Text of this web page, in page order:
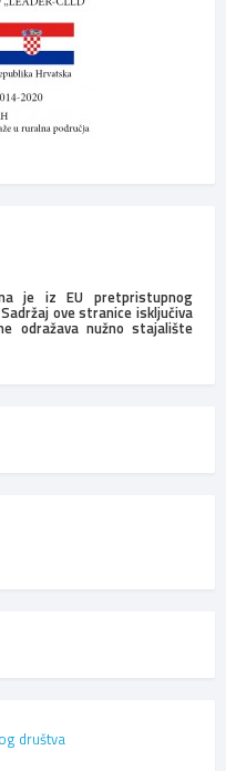
je iz EU pretpristupnog
ove stranice isključiva
odražava nužno stajalište